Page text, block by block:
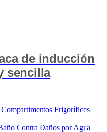
de inducción
sencilla
Frigoríficos
Contra Daños por Agua